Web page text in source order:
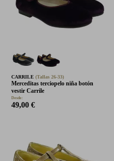
CARRILE (Tallas 26-33)
Merceditas terciopelo niña botón
vestir Carrile
Desde:
49,00 €